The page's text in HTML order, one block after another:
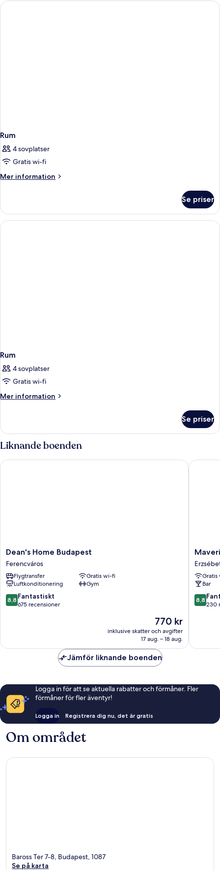
Rum
4 sovplatser
Gratis wi-fi
Mer information
Mer
Se priser
Rum
4 sovplatser
Gratis wi-fi
Mer information
Mer
Se priser
Liknande boenden
Dean's
Home
Budapest
Ferencváros
Dean's Home Budapest
Ferencváros
Flygtransfer
Gratis wi-fi
Luftkonditionering
Gym
8.8
av
8,8 Fantastiskt
675 recensioner
Priset
är
770 kr
770 kr
inklusive skatter och avgifter
17 aug. – 18 aug.
Dean's Home Budapest
Bar
8.8
av
8,8
230
Jämför liknande boenden
Logga in för att se aktuella rabatter och förmåner. Fler
förmåner för fler äventyr!
Logga in Registrera dig nu, det är gratis
Om området
Baross Ter 7-8, Budapest, 1087
Se på karta